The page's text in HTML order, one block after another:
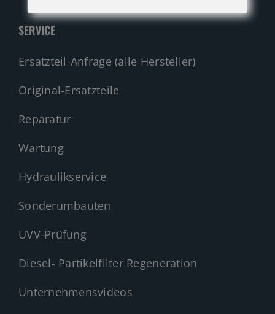
SERVICE
Ersatzteil-Anfrage (alle Hersteller)
Original-Ersatzteile
Reparatur
Wartung
Hydraulikservice
Sonderumbauten
UVV-Prüfung
Diesel- Partikelfilter Regeneration
Unternehmensvideos